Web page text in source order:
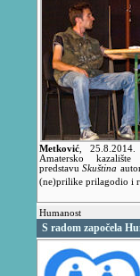
Metković ,
Amatersko
predstavuSkuština
(ne)prilike prilagodio i
Humanost
S radom započela